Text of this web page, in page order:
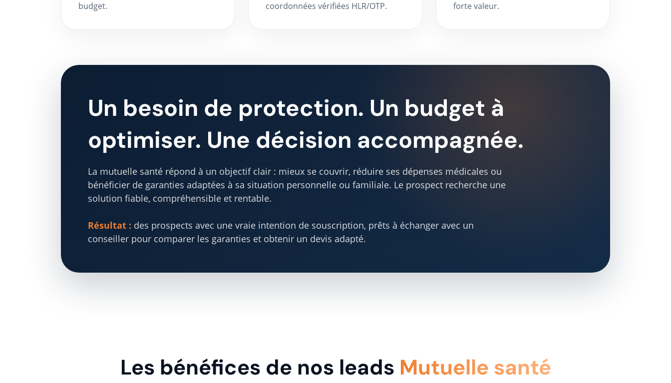
budget.
coordonnées vérifiées HLR/OTP.
forte valeur.
Un besoin de protection. Un budget à
optimiser. Une décision accompagnée.
La mutuelle santé répond à un objectif clair : mieux se couvrir, réduire ses dépenses médicales ou
bénéficier de garanties adaptées à sa situation personnelle ou familiale. Le prospect recherche une
solution fiable, compréhensible et rentable.
Résultat : des prospects avec une vraie intention de souscription, prêts à échanger avec un
conseiller pour comparer les garanties et obtenir un devis adapté.
Les bénéfices de nos leads Mutuelle santé